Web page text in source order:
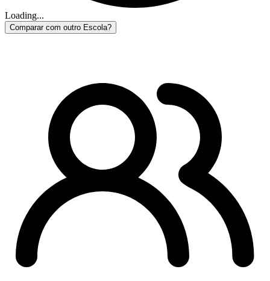
Loading...
Comparar com outro Escola?